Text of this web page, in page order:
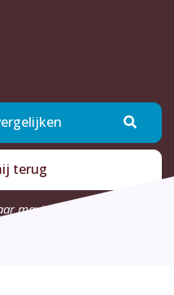
terug
maximaal 4 bedrijven die
omgeving.